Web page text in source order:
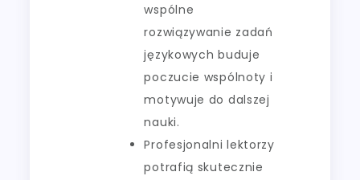
wspólne
rozwiązywanie zadań
językowych buduje
poczucie wspólnoty i
motywuje do dalszej
nauki.
Profesjonalni lektorzy
potrafią skutecznie